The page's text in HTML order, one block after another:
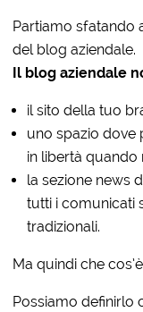
Partiamo sfatando
del blog aziendale.
Il blog aziendale
il sito della tuo
uno spazio dove
in libertà quando
la sezione news
tutti i comunicati
tradizionali.
Ma quindi che
Possiamo definirlo